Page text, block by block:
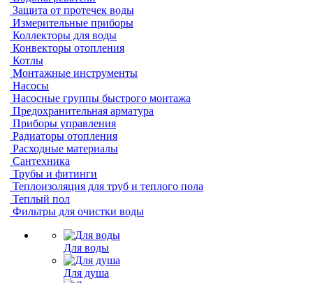
Защита от протечек воды
Измерительные приборы
Коллекторы для воды
Конвекторы отопления
Котлы
Монтажные инструменты
Насосы
Насосные группы быстрого монтажа
Предохранительная арматура
Приборы управления
Радиаторы отопления
Расходные материалы
Сантехника
Трубы и фитинги
Теплоизоляция для труб и теплого пола
Теплый пол
Фильтры для очистки воды
Для воды
Для душа